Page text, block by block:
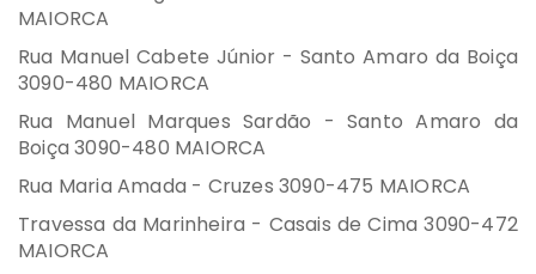
MAIORCA
Rua Manuel Cabete Júnior - Santo Amaro da Boiça
3090-480 MAIORCA
Rua Manuel Marques Sardão - Santo Amaro da
Boiça 3090-480 MAIORCA
Rua Maria Amada - Cruzes 3090-475 MAIORCA
Travessa da Marinheira - Casais de Cima 3090-472
MAIORCA